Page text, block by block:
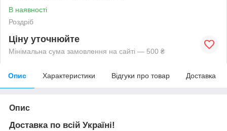
В наявності
Роздріб
Ціну уточнюйте
Мінімальна сума замовлення на сайті — 500 ₴
Опис Характеристики Відгуки про товар Доставка
Опис
Доставка по всій Україні!